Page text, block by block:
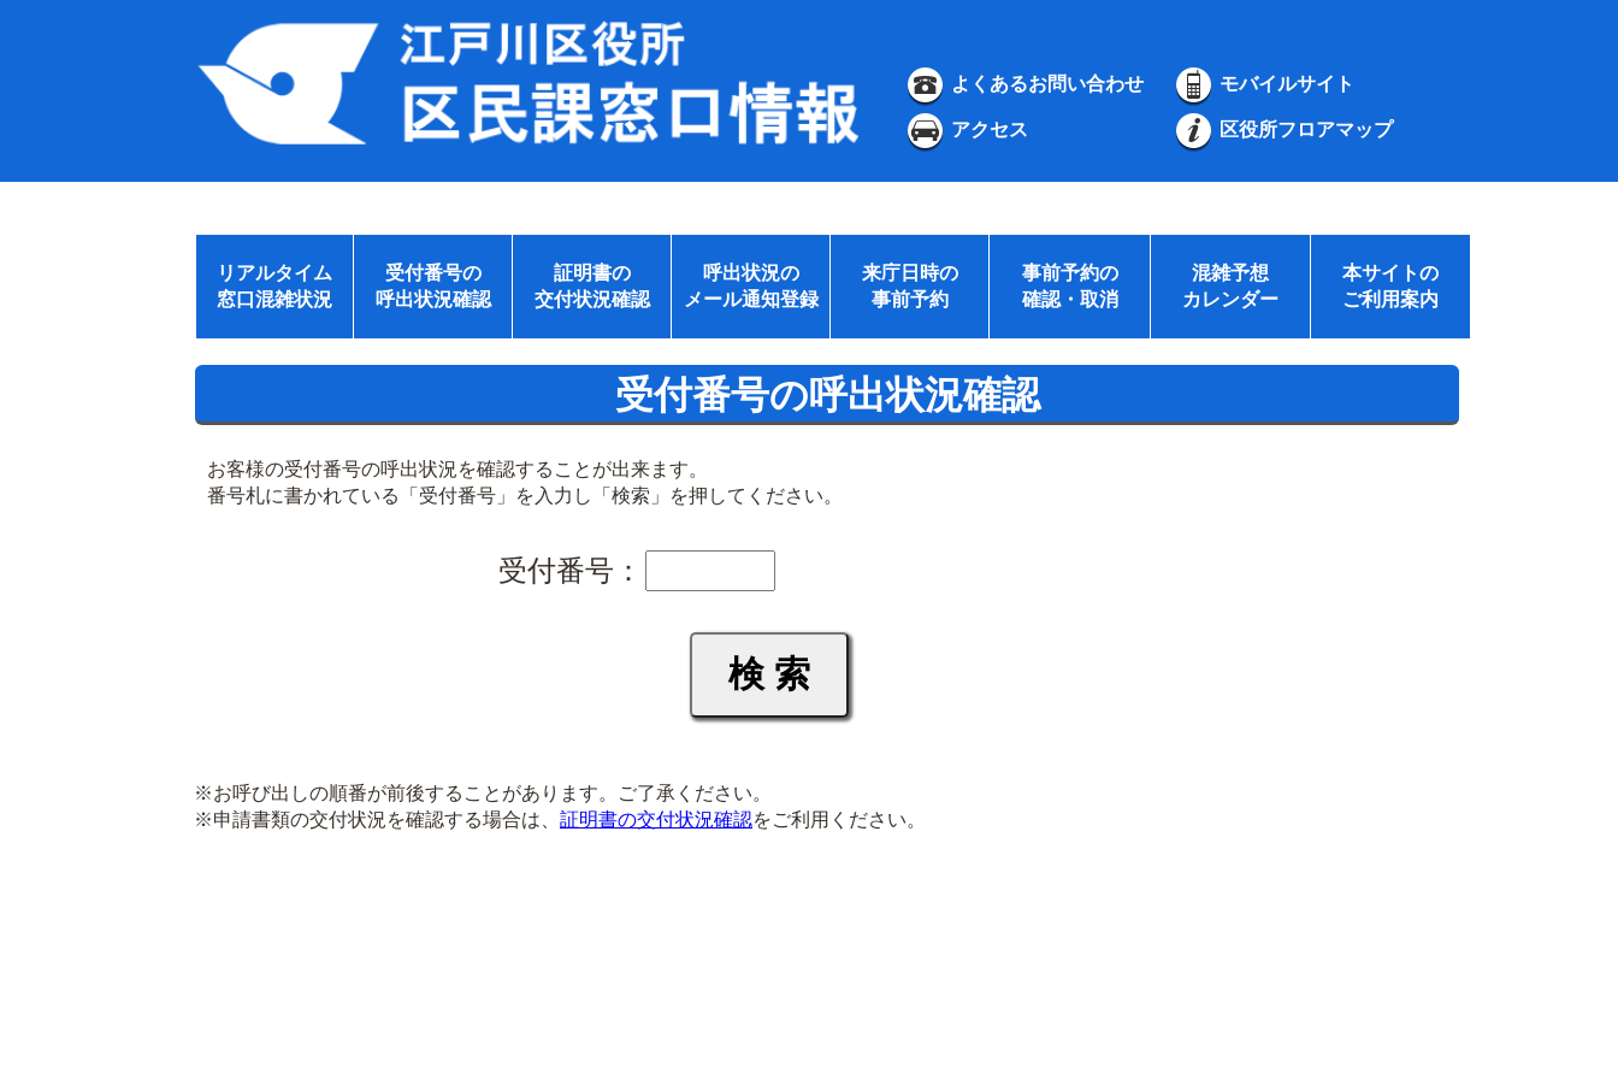
よくあるお問い合わせ モバイルサイト
アクセス 区役所フロアマップ
リアルタイム
窓口混雑状況
受付番号の
呼出状況確認
証明書の
交付状況確認
呼出状況の
メール通知登録
来庁日時の
事前予約
事前予約の
確認・取消
混雑予想
カレンダー
本サイトの
ご利用案内
受付番号の呼出状況確認
お客様の受付番号の呼出状況を確認することが出来ます。
番号札に書かれている「受付番号」を入力し「検索」を押してください。
受付番号：
※お呼び出しの順番が前後することがあります。ご了承ください。
※申請書類の交付状況を確認する場合は、 証明書の交付状況確認をご利用ください。